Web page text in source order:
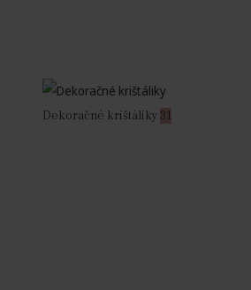
Dekoračné krištáliky 31